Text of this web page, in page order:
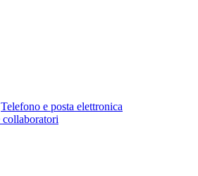
Telefono e posta elettronica